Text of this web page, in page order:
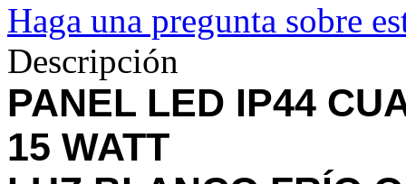
Haga una pregunta sobre
Descripción
PANEL LED IP44
15 WATT